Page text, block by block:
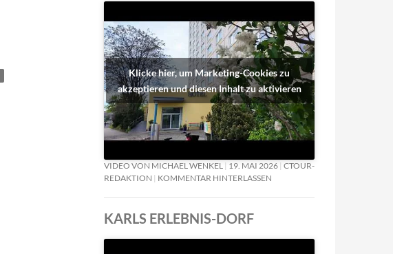
Klicke hier, um Marketing-Cookies zu
akzeptieren und diesen Inhalt zu aktivieren
VIDEO VON MICHAEL WENKEL 19. MAI 2026 CTOUR-
REDAKTION
KOMMENTAR HINTERLASSEN
KARLS ERLEBNIS-DORF